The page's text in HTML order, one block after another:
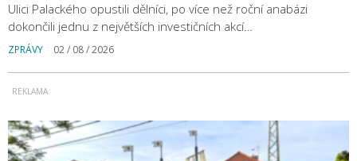
Ulici Palackého opustili dělníci, po více než roční anabázi
dokončili jednu z největších investičních akcí…
ZPRÁVY 02 / 08 / 2026